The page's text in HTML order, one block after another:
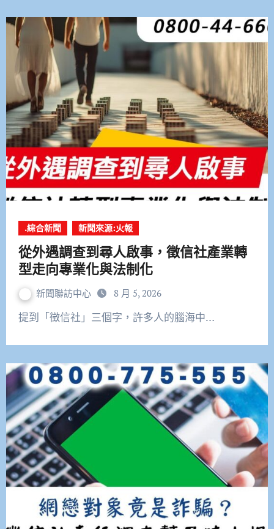
.綜合新聞 新聞來源:火報
從外遇調查到尋人啟事，徵信社產業轉
型走向專業化與法制化
新聞聯訪中心 8 月 5, 2026
提到「徵信社」三個字，許多人的腦海中…